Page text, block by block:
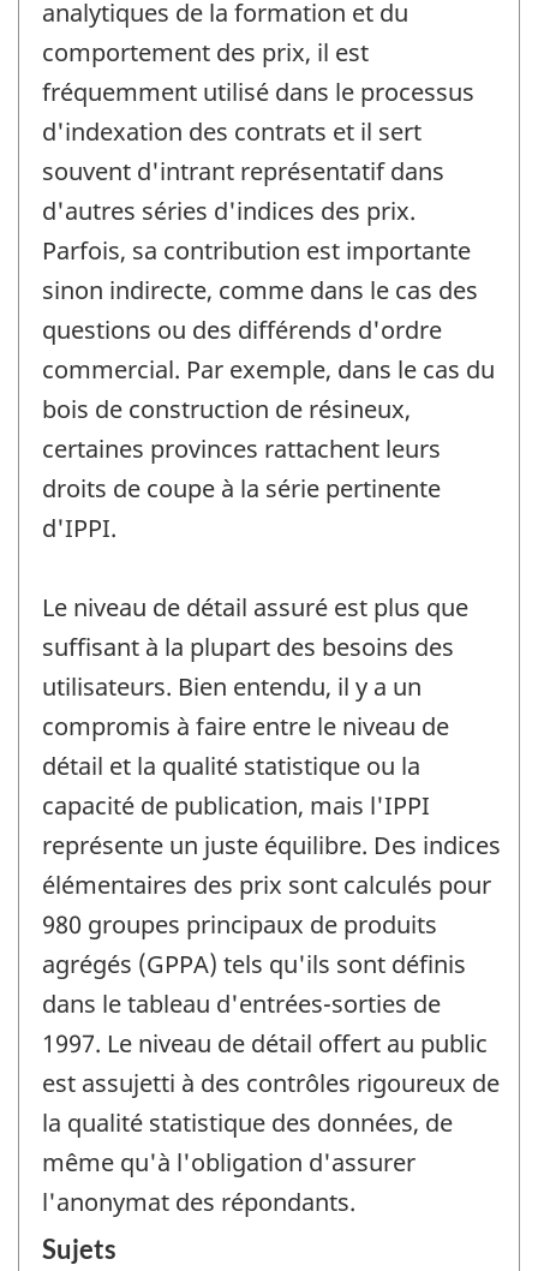
analytiques de la formation et du
comportement des prix, il est
fréquemment utilisé dans le processus
d'indexation des contrats et il sert
souvent d'intrant représentatif dans
d'autres séries d'indices des prix.
Parfois, sa contribution est importante
sinon indirecte, comme dans le cas des
questions ou des différends d'ordre
commercial. Par exemple, dans le cas du
bois de construction de résineux,
certaines provinces rattachent leurs
droits de coupe à la série pertinente
d'IPPI.
Le niveau de détail assuré est plus que
suffisant à la plupart des besoins des
utilisateurs. Bien entendu, il y a un
compromis à faire entre le niveau de
détail et la qualité statistique ou la
capacité de publication, mais l'IPPI
représente un juste équilibre. Des indices
élémentaires des prix sont calculés pour
980 groupes principaux de produits
agrégés (GPPA) tels qu'ils sont définis
dans le tableau d'entrées-sorties de
1997. Le niveau de détail offert au public
est assujetti à des contrôles rigoureux de
la qualité statistique des données, de
même qu'à l'obligation d'assurer
l'anonymat des répondants.
Sujets